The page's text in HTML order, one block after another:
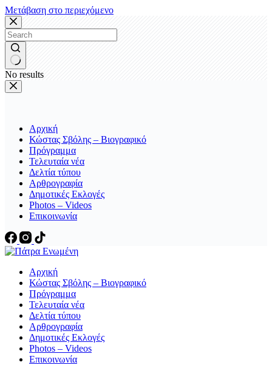
Μετάβαση στο περιεχόμενο
No results
Αρχική
Κώστας Σβόλης – Βιογραφικό
Πρόγραμμα
Τελευταία νέα
Δελτία τύπου
Αρθρογραφία
Δημοτικές Εκλογές
Photos – Videos
Επικοινωνία
Αρχική
Κώστας Σβόλης – Βιογραφικό
Πρόγραμμα
Τελευταία νέα
Δελτία τύπου
Αρθρογραφία
Δημοτικές Εκλογές
Photos – Videos
Επικοινωνία